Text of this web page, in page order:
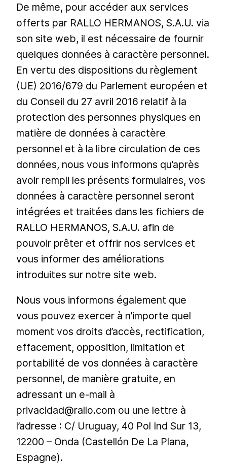
De même, pour accéder aux services
offerts par RALLO HERMANOS, S.A.U. via
son site web, il est nécessaire de fournir
quelques données à caractère personnel.
En vertu des dispositions du règlement
(UE) 2016/679 du Parlement européen et
du Conseil du 27 avril 2016 relatif à la
protection des personnes physiques en
matière de données à caractère
personnel et à la libre circulation de ces
données, nous vous informons qu’après
avoir rempli les présents formulaires, vos
données à caractère personnel seront
intégrées et traitées dans les fichiers de
RALLO HERMANOS, S.A.U. afin de
pouvoir prêter et offrir nos services et
vous informer des améliorations
introduites sur notre site web.
Nous vous informons également que
vous pouvez exercer à n’importe quel
moment vos droits d’accès, rectification,
effacement, opposition, limitation et
portabilité de vos données à caractère
personnel, de manière gratuite, en
adressant un e-mail à
privacidad@rallo.com ou une lettre à
l’adresse : C/ Uruguay, 40 Pol Ind Sur 13,
12200 – Onda (Castellón De La Plana,
Espagne).